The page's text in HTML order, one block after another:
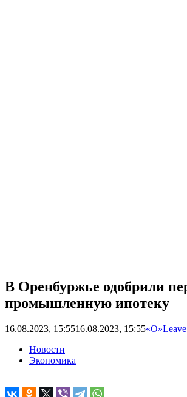
В Оренбуржье одобрили
промышленную ипотеку
16.08.2023, 15:5516.08.2023, 15:55«О»
Новости
Экономика